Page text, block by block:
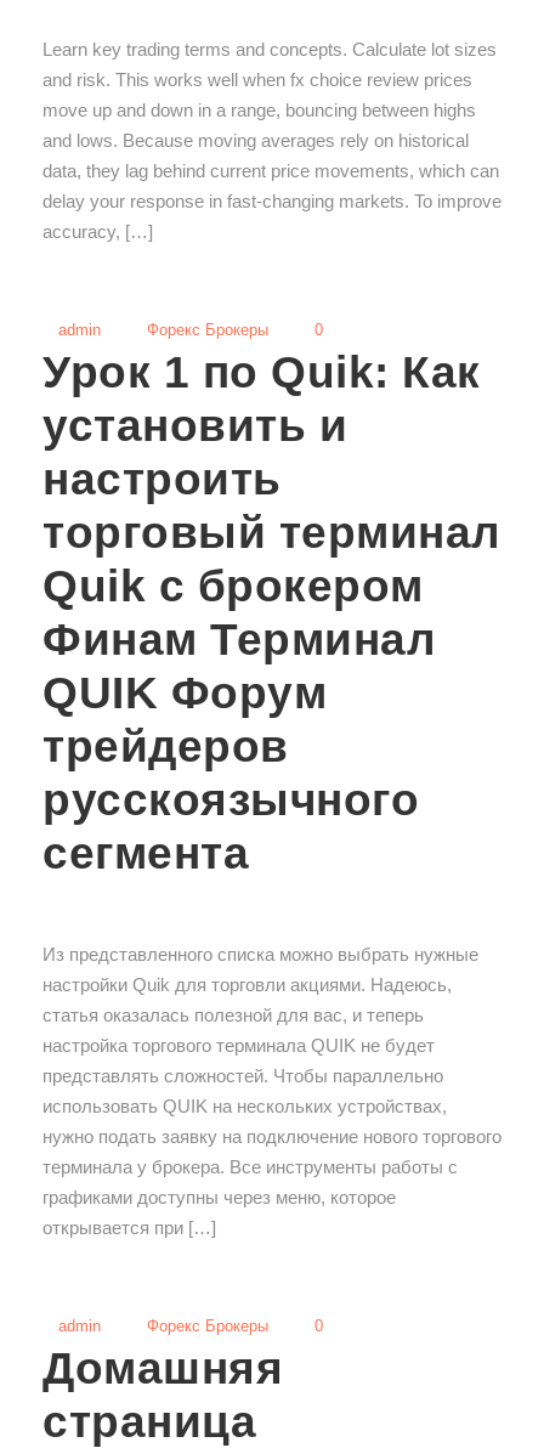
Learn key trading terms and concepts. Calculate lot sizes
and risk. This works well when fx choice review prices
move up and down in a range, bouncing between highs
and lows. Because moving averages rely on historical
data, they lag behind current price movements, which can
delay your response in fast-changing markets. To improve
accuracy, […]
admin Форекс Брокеры 0
Урок 1 по Quik: Как
установить и
настроить
торговый терминал
Quik с брокером
Финам Терминал
QUIK Форум
трейдеров
русскоязычного
сегмента
Из представленного списка можно выбрать нужные
настройки Quik для торговли акциями. Надеюсь,
статья оказалась полезной для вас, и теперь
настройка торгового терминала QUIK не будет
представлять сложностей. Чтобы параллельно
использовать QUIK на нескольких устройствах,
нужно подать заявку на подключение нового торгового
терминала у брокера. Все инструменты работы с
графиками доступны через меню, которое
открывается при […]
admin Форекс Брокеры 0
Домашняя
страница